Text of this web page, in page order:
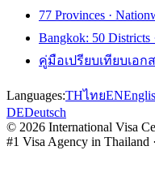
77 Provinces ·
Bangkok: 50 Districts
คู่มือเปรียบเทียบเอก
Languages:THไทยEN
DEDeutsch
© 2026 International Visa
#1 Visa Agency in Thailand